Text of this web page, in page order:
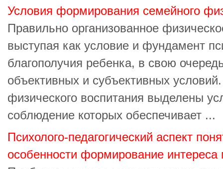
Условия формирования семейного
Правильно организованное
выступая как условие и фундамент
благополучия ребенка, в свою
объективных и субъективных
физического воспитания выделены
соблюдение которых обеспечивает ...
Психолого-педагогический аспект
особенности формирование